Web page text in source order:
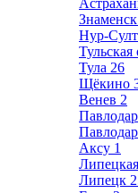
Знаменск
Нур-
Тульская
Тула 26
Щёкино
Венев 2
Павлодар
Аксу 1
Липецк